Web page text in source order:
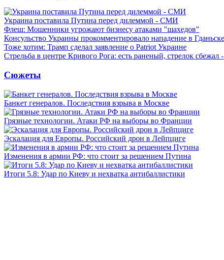
Украина поставила Путина перед дилеммой - СМИ
Флеш: Мошенники угрожают бизнесу атаками "шахедов"
Консульство Украины прокомментировало нападение в Гданьске
Тоже хотим: Трамп сделал заявление о Patriot Украине
Стрельба в центре Кривого Рога: есть раненый, стрелок
Сюжеты
Банкет генералов. Последствия взрыва в Москве
Грязные технологии. Атаки РФ на выборы во Франции
Эскалация для Европы. Российский дрон в Лейпциге
Изменения в армии РФ: что стоит за решением Путина
Итоги 5.8: Удар по Киеву и нехватка антибаллистики